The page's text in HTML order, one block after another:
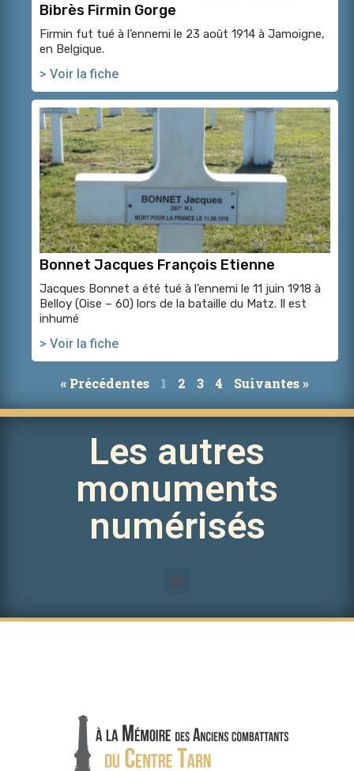
Bibrès Firmin Gorge
Firmin fut tué à l’ennemi le 23 août 1914 à Jamoigne,
en Belgique.
> Voir la fiche
Bonnet Jacques François Etienne
Jacques Bonnet a été tué à l’ennemi le 11 juin 1918 à
Belloy (Oise – 60) lors de la bataille du Matz. Il est
inhumé
> Voir la fiche
« Précédentes 1 2 3 4 Suivantes »
Les autres
monuments
numérisés